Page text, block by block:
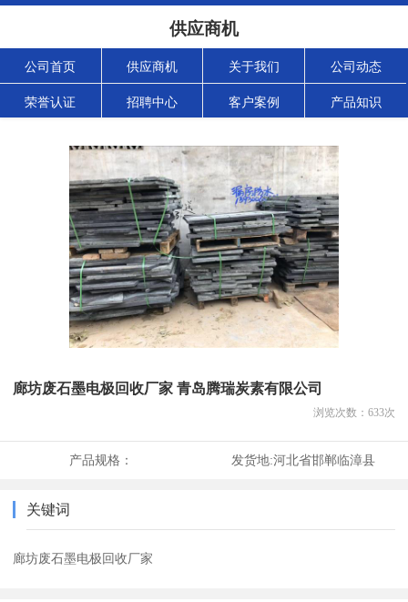
供应商机
公司首页 供应商机 关于我们 公司动态
荣誉认证 招聘中心 客户案例 产品知识
廊坊废石墨电极回收厂家 青岛腾瑞炭素有限公司
浏览次数： 633次
产品规格： 发货地:河北省邯郸临漳县
关键词
廊坊废石墨电极回收厂家